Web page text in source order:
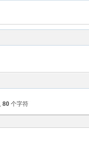
80 个字符